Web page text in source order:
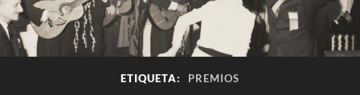
ETIQUETA: PREMIOS